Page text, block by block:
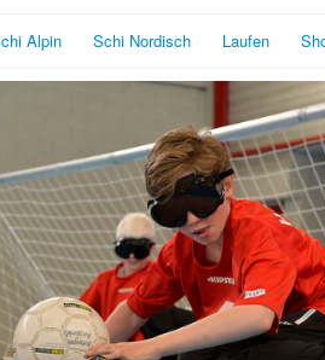
Alpin Schi Nordisch Laufen